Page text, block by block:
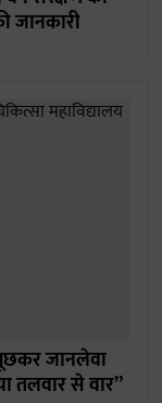
जानकारी
पूछकर जानलेवा
तलवार से वार”